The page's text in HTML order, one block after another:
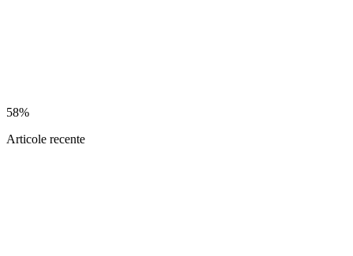
58%
Articole recente